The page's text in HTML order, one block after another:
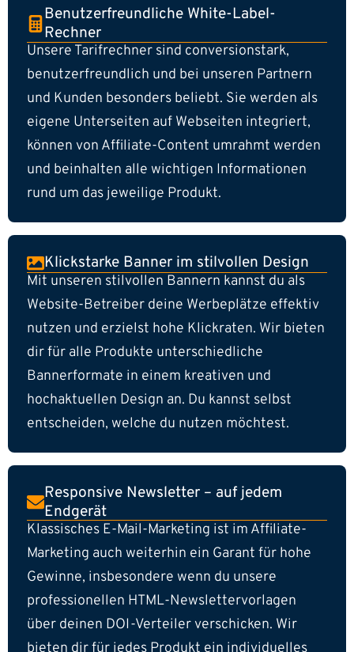
Benutzerfreundliche White-Label-
Rechner
Unsere Tarifrechner sind conversionstark,
benutzerfreundlich und bei unseren Partnern
und Kunden besonders beliebt. Sie werden als
eigene Unterseiten auf Webseiten integriert,
können von Affiliate-Content umrahmt werden
und beinhalten alle wichtigen Informationen
rund um das jeweilige Produkt.
Klickstarke Banner im stilvollen Design
Mit unseren stilvollen Bannern kannst du als
Website-Betreiber deine Werbeplätze effektiv
nutzen und erzielst hohe Klickraten. Wir bieten
dir für alle Produkte unterschiedliche
Bannerformate in einem kreativen und
hochaktuellen Design an. Du kannst selbst
entscheiden, welche du nutzen möchtest.
Responsive Newsletter – auf jedem
Endgerät
Klassisches E-Mail-Marketing ist im Affiliate-
Marketing auch weiterhin ein Garant für hohe
Gewinne, insbesondere wenn du unsere
professionellen HTML-Newslettervorlagen
über deinen DOI-Verteiler verschicken. Wir
bieten dir für jedes Produkt ein individuelles